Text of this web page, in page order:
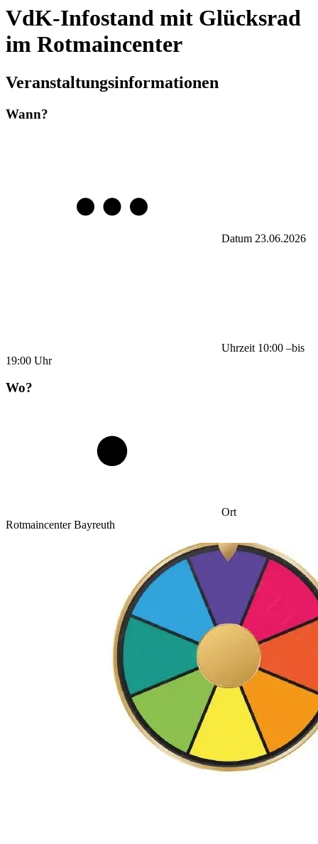
VdK-Infostand mit Glücksrad
im Rotmaincenter
Veranstaltungsinformationen
Wann?
Datum 23.06.2026
Uhrzeit 10:00 –bis
19:00 Uhr
Wo?
Ort
Rotmaincenter Bayreuth